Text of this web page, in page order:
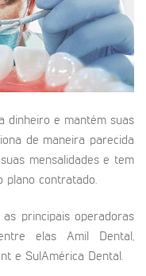
dinheiro e mantém suas
de maneira parecida
mensalidades e tem
plano contratado.
principais operadoras
elas Amil Dental,
e SulAmérica Dental.